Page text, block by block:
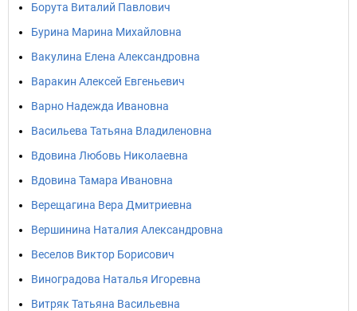
Борута Виталий Павлович
Бурина Марина Михайловна
Вакулина Елена Александровна
Варакин Алексей Евгеньевич
Варно Надежда Ивановна
Васильева Татьяна Владиленовна
Вдовина Любовь Николаевна
Вдовина Тамара Ивановна
Верещагина Вера Дмитриевна
Вершинина Наталия Александровна
Веселов Виктор Борисович
Виноградова Наталья Игоревна
Витряк Татьяна Васильевна